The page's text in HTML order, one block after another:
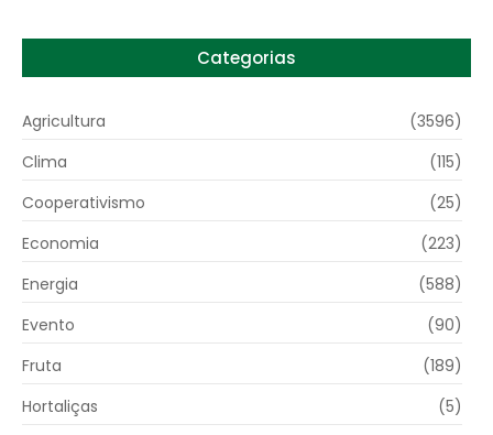
Categorias
Agricultura
(3596)
Clima
(115)
Cooperativismo
(25)
Economia
(223)
Energia
(588)
Evento
(90)
Fruta
(189)
Hortaliças
(5)